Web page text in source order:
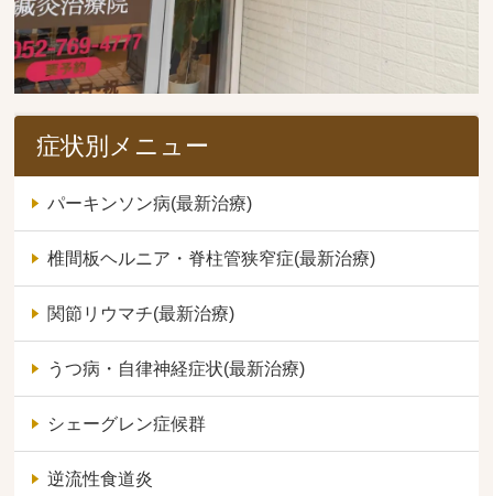
症状別メニュー
パーキンソン病(最新治療)
椎間板ヘルニア・脊柱管狭窄症(最新治療)
関節リウマチ(最新治療)
うつ病・自律神経症状(最新治療)
シェーグレン症候群
逆流性食道炎